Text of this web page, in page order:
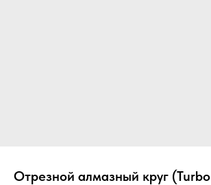
Отрезной алмазный круг (Turbo